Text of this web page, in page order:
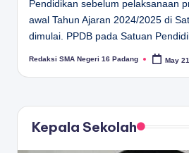
Pendidikan sebelum pelaksanaan
awal Tahun Ajaran 2024/2025 di
dimulai. PPDB pada Satuan
Posted
Redaksi SMA Negeri 16 Padang May
Kepala Sekolah